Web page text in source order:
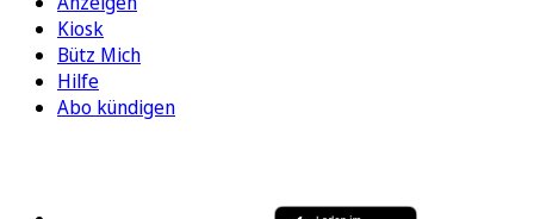
Kiosk
Bütz Mich
Hilfe
Abo kündigen